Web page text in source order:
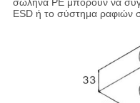
σωλήνα PE μπορούν να
ESD ή το σύστημα ραφιών